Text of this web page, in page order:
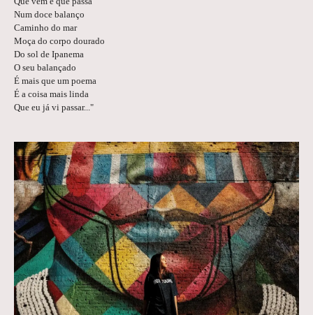
Num doce balanço
Caminho do mar
Moça do corpo dourado
Do sol de Ipanema
O seu balançado
É mais que um poema
É a coisa mais linda
Que eu já vi passar..."